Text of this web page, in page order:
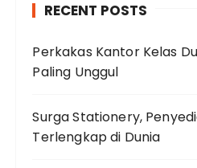
RECENT POSTS
Perkakas Kantor Kelas
Paling Unggul
Surga Stationery,
Terlengkap di Dunia